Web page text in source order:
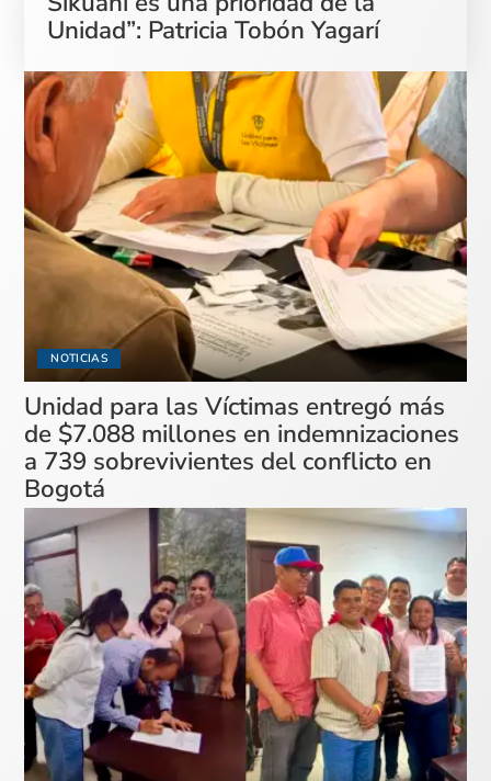
Unidad”: Patricia Tobón Yagarí
NOTICIAS
Unidad para las Víctimas entregó más
de $7.088 millones en indemnizaciones
a 739 sobrevivientes del conflicto en
Bogotá